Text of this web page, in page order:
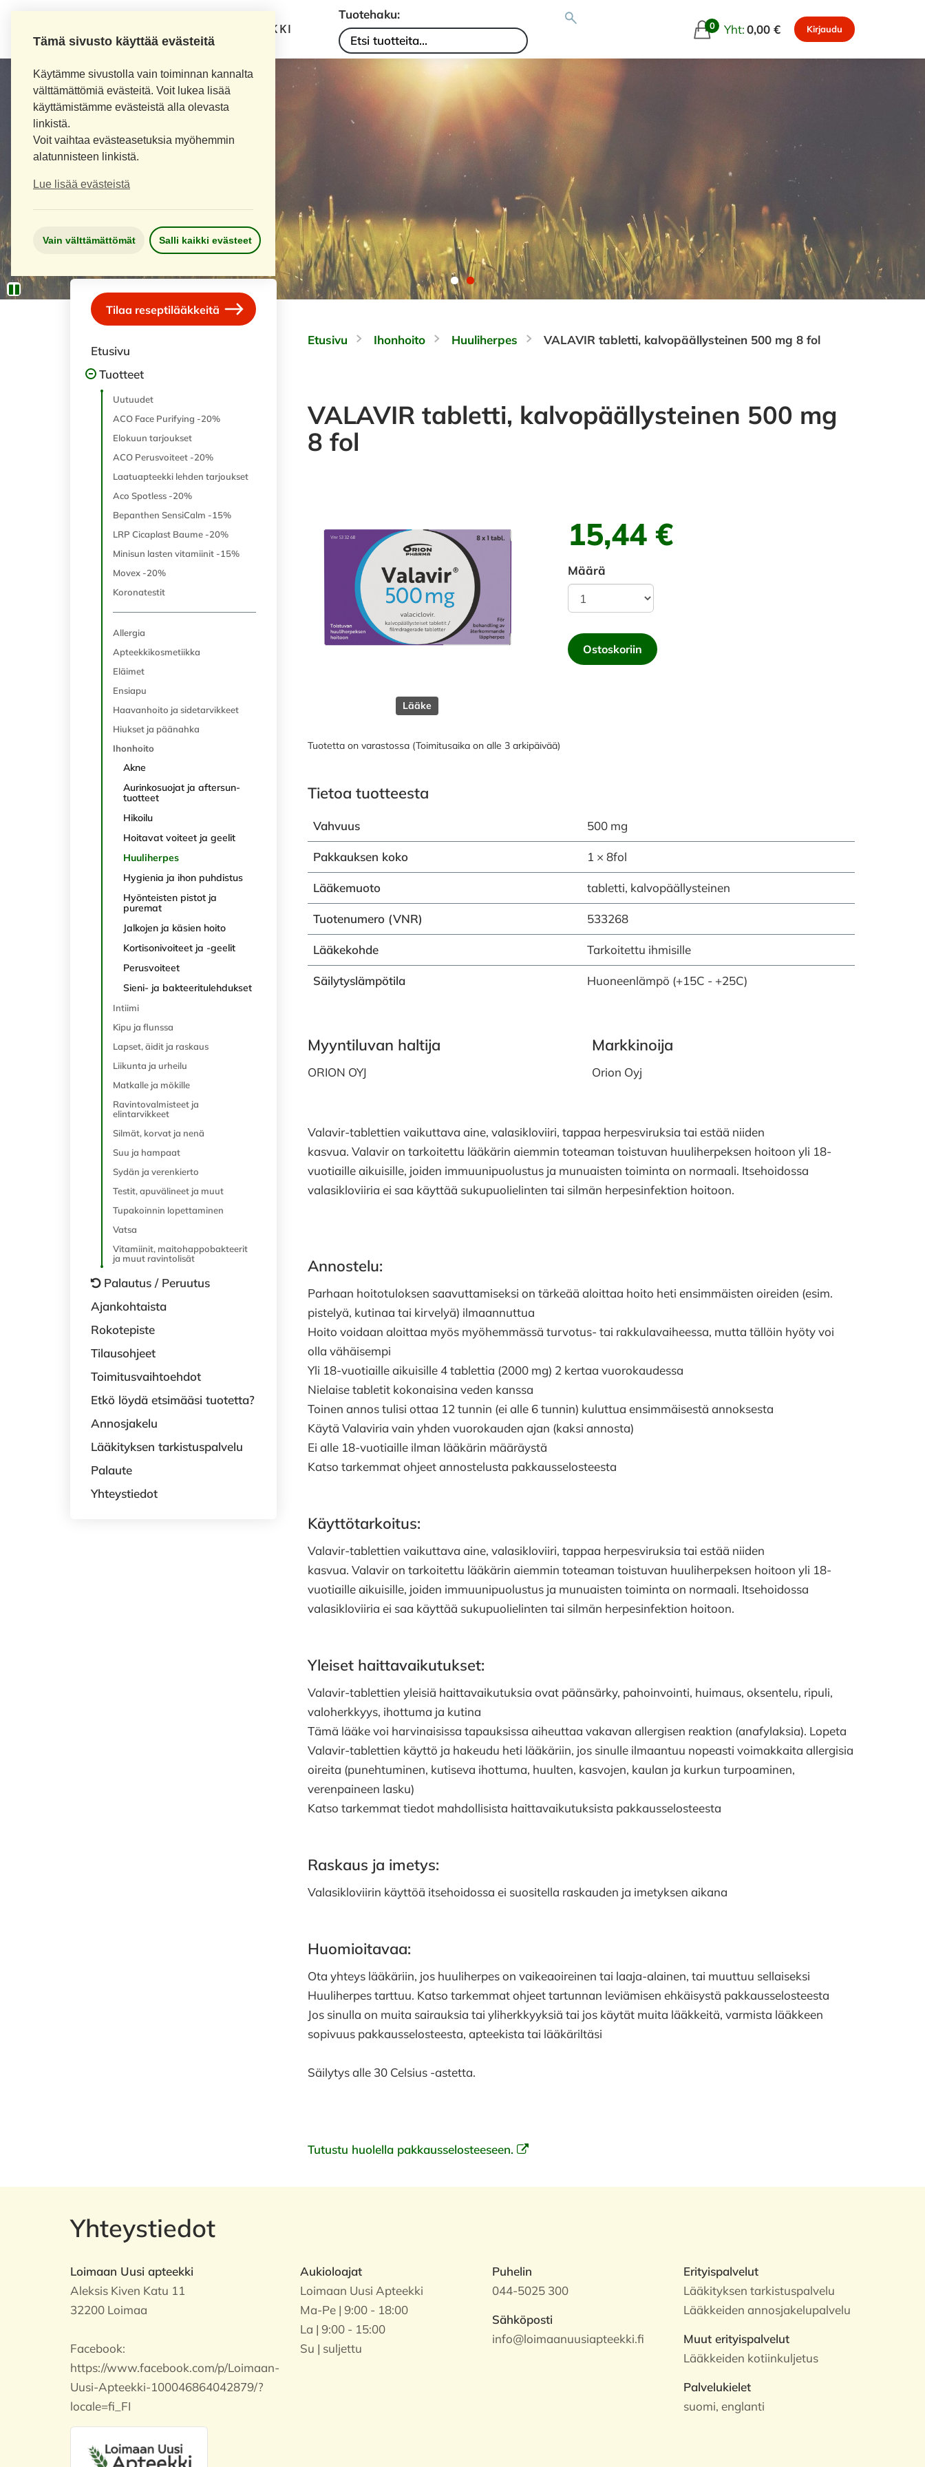
Tämä sivusto käyttää evästeitä
Käytämme sivustolla vain toiminnan kannalta
välttämättömiä evästeitä. Voit lukea lisää
käyttämistämme evästeistä alla olevasta
linkistä.
Voit vaihtaa evästeasetuksia myöhemmin
alatunnisteen linkistä.
Lue lisää evästeistä
Vain välttämättömät Salli kaikki evästeet
LOIMAAN UUSI APTEEKKI
Tuotehaku:
0 Yht:0,00 € Kirjaudu
Tilaa reseptilääkkeitä
Etusivu
Tuotteet
Uutuudet
ACO Face Purifying -20%
Elokuun tarjoukset
ACO Perusvoiteet -20%
Laatuapteekki lehden tarjoukset
Aco Spotless -20%
Bepanthen SensiCalm -15%
LRP Cicaplast Baume -20%
Minisun lasten vitamiinit -15%
Movex -20%
Koronatestit
Allergia
Apteekkikosmetiikka
Eläimet
Ensiapu
Haavanhoito ja sidetarvikkeet
Hiukset ja päänahka
Ihonhoito
Akne
Aurinkosuojat ja aftersun-
tuotteet
Hikoilu
Hoitavat voiteet ja geelit
Huuliherpes
Hygienia ja ihon puhdistus
Hyönteisten pistot ja
puremat
Jalkojen ja käsien hoito
Kortisonivoiteet ja -geelit
Perusvoiteet
Sieni- ja bakteeritulehdukset
Intiimi
Kipu ja flunssa
Lapset, äidit ja raskaus
Liikunta ja urheilu
Matkalle ja mökille
Ravintovalmisteet ja
elintarvikkeet
Silmät, korvat ja nenä
Suu ja hampaat
Sydän ja verenkierto
Testit, apuvälineet ja muut
Tupakoinnin lopettaminen
Vatsa
Vitamiinit, maitohappobakteerit
ja muut ravintolisät
Palautus / Peruutus
Ajankohtaista
Rokotepiste
Tilausohjeet
Toimitusvaihtoehdot
Etkö löydä etsimääsi tuotetta?
Annosjakelu
Lääkityksen tarkistuspalvelu
Palaute
Yhteystiedot
Etusivu Ihonhoito Huuliherpes VALAVIR tabletti, kalvopäällysteinen 500 mg 8 fol
VALAVIR tabletti, kalvopäällysteinen 500 mg
8 fol
Lääke
15,44 €
Määrä
Ostoskoriin
Tuotetta on varastossa (Toimitusaika on alle 3 arkipäivää)
Tietoa tuotteesta
Vahvuus 500 mg
Pakkauksen koko 1 × 8fol
Lääkemuoto tabletti, kalvopäällysteinen
Tuotenumero (VNR) 533268
Lääkekohde Tarkoitettu ihmisille
Säilytyslämpötila Huoneenlämpö (+15C - +25C)
Myyntiluvan haltija
ORION OYJ
Markkinoija
Orion Oyj
Valavir-tablettien vaikuttava aine, valasikloviiri, tappaa herpesviruksia tai estää niiden
kasvua. Valavir on tarkoitettu lääkärin aiemmin toteaman toistuvan huuliherpeksen hoitoon yli 18-
vuotiaille aikuisille, joiden immuunipuolustus ja munuaisten toiminta on normaali. Itsehoidossa
valasikloviiria ei saa käyttää sukupuolielinten tai silmän herpesinfektion hoitoon.
Annostelu:
Parhaan hoitotuloksen saavuttamiseksi on tärkeää aloittaa hoito heti ensimmäisten oireiden (esim.
pistelyä, kutinaa tai kirvelyä) ilmaannuttua
Hoito voidaan aloittaa myös myöhemmässä turvotus- tai rakkulavaiheessa, mutta tällöin hyöty voi
olla vähäisempi
Yli 18-vuotiaille aikuisille 4 tablettia (2000 mg) 2 kertaa vuorokaudessa
Nielaise tabletit kokonaisina veden kanssa
Toinen annos tulisi ottaa 12 tunnin (ei alle 6 tunnin) kuluttua ensimmäisestä annoksesta
Käytä Valaviria vain yhden vuorokauden ajan (kaksi annosta)
Ei alle 18-vuotiaille ilman lääkärin määräystä
Katso tarkemmat ohjeet annostelusta pakkausselosteesta
Käyttötarkoitus:
Valavir-tablettien vaikuttava aine, valasikloviiri, tappaa herpesviruksia tai estää niiden
kasvua. Valavir on tarkoitettu lääkärin aiemmin toteaman toistuvan huuliherpeksen hoitoon yli 18-
vuotiaille aikuisille, joiden immuunipuolustus ja munuaisten toiminta on normaali. Itsehoidossa
valasikloviiria ei saa käyttää sukupuolielinten tai silmän herpesinfektion hoitoon.
Yleiset haittavaikutukset:
Valavir-tablettien yleisiä haittavaikutuksia ovat päänsärky, pahoinvointi, huimaus, oksentelu, ripuli,
valoherkkyys, ihottuma ja kutina
Tämä lääke voi harvinaisissa tapauksissa aiheuttaa vakavan allergisen reaktion (anafylaksia). Lopeta
Valavir-tablettien käyttö ja hakeudu heti lääkäriin, jos sinulle ilmaantuu nopeasti voimakkaita allergisia
oireita (punehtuminen, kutiseva ihottuma, huulten, kasvojen, kaulan ja kurkun turpoaminen,
verenpaineen lasku)
Katso tarkemmat tiedot mahdollisista haittavaikutuksista pakkausselosteesta
Raskaus ja imetys:
Valasikloviirin käyttöä itsehoidossa ei suositella raskauden ja imetyksen aikana
Huomioitavaa:
Ota yhteys lääkäriin, jos huuliherpes on vaikeaoireinen tai laaja-alainen, tai muuttuu sellaiseksi
Huuliherpes tarttuu. Katso tarkemmat ohjeet tartunnan leviämisen ehkäisystä pakkausselosteesta
Jos sinulla on muita sairauksia tai yliherkkyyksiä tai jos käytät muita lääkkeitä, varmista lääkkeen
sopivuus pakkausselosteesta, apteekista tai lääkäriltäsi
Säilytys alle 30 Celsius -astetta.
Tutustu huolella pakkausselosteeseen.
Yhteystiedot
Loimaan Uusi apteekki
Aleksis Kiven Katu 11
32200 Loimaa
Facebook:
https://www.facebook.com/p/Loimaan-
Uusi-Apteekki-100046864042879/?
locale=fi_FI
Aukioloajat
Loimaan Uusi Apteekki
Ma-Pe | 9:00 - 18:00
La | 9:00 - 15:00
Su | suljettu
Puhelin
044-5025 300
Sähköposti
info@loimaanuusiapteekki.fi
Erityispalvelut
Lääkityksen tarkistuspalvelu
Lääkkeiden annosjakelupalvelu
Muut erityispalvelut
Lääkkeiden kotiinkuljetus
Palvelukielet
suomi, englanti